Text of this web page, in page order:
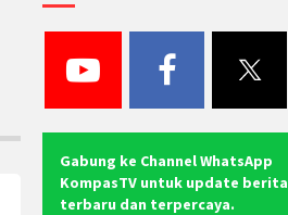
Gabung ke Channel WhatsApp
KompasTV untuk update berita
terbaru dan terpercaya.